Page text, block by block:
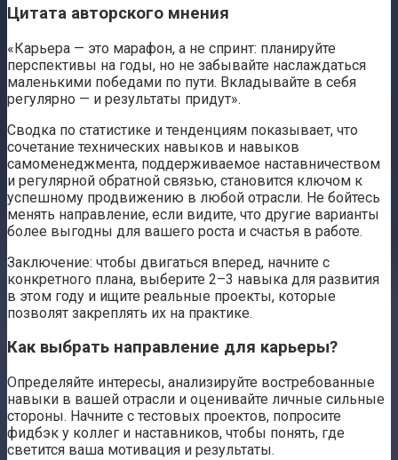
Цитата авторского мнения
«Карьера — это марафон, а не спринт: планируйте
перспективы на годы, но не забывайте наслаждаться
маленькими победами по пути. Вкладывайте в себя
регулярно — и результаты придут».
Сводка по статистике и тенденциям показывает, что
сочетание технических навыков и навыков
самоменеджмента, поддерживаемое наставничеством
и регулярной обратной связью, становится ключом к
успешному продвижению в любой отрасли. Не бойтесь
менять направление, если видите, что другие варианты
более выгодны для вашего роста и счастья в работе.
Заключение: чтобы двигаться вперед, начните с
конкретного плана, выберите 2–3 навыка для развития
в этом году и ищите реальные проекты, которые
позволят закреплять их на практике.
Как выбрать направление для карьеры?
Определяйте интересы, анализируйте востребованные
навыки в вашей отрасли и оценивайте личные сильные
стороны. Начните с тестовых проектов, попросите
фидбэк у коллег и наставников, чтобы понять, где
светится ваша мотивация и результаты.